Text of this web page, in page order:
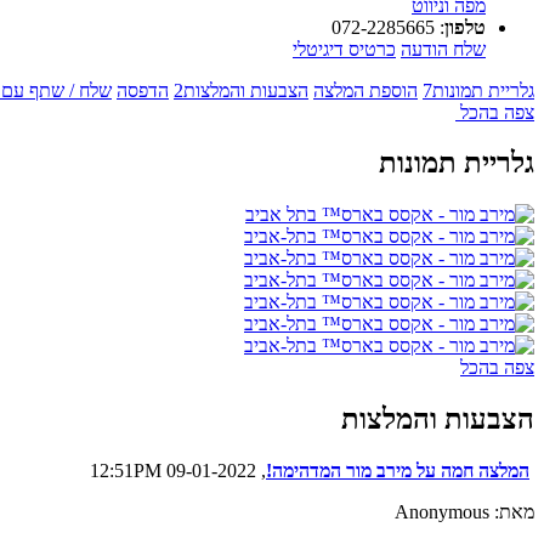
מפה וניווט
טלפון:
072-2285665
שלח הודעה כרטיס דיגיטלי
גלריית תמונות7 הוספת המלצה הצבעות והמלצות2 הדפסה שלח / שתף
צפה בהכל
גלריית תמונות
צפה בהכל
הצבעות והמלצות
המלצה חמה על מירב מור המדהימה!, 09-01-2022 12:51PM
מאת: Anonymous